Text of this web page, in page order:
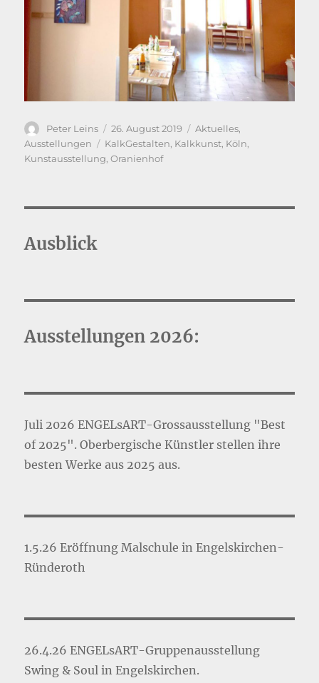
Autor
Peter Leins
Veröffentlicht
am
26. August 2019 Kategorien
Aktuelles,
Ausstellungen
Schlagwörter
KalkGestalten, Kalkkunst, Köln,
Kunstausstellung,Oranienhof
Ausblick
Ausstellungen 2026:
Juli 2026 ENGELsART-Grossausstellung "Best
of 2025". Oberbergische Künstler stellen ihre
besten Werke aus 2025 aus.
1.5.26 Eröffnung Malschule in Engelskirchen-
Ründeroth
26.4.26 ENGELsART-Gruppenausstellung
Swing & Soul in Engelskirchen.